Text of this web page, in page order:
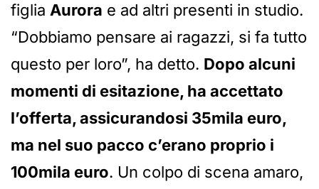
figlia Aurora e ad altri presenti in studio.
“Dobbiamo pensare ai ragazzi, si fa tutto
questo per loro”, ha detto. Dopo alcuni
momenti di esitazione, ha accettato
l’offerta, assicurandosi 35mila euro,
ma nel suo pacco c’erano proprio i
100mila euro. Un colpo di scena amaro,